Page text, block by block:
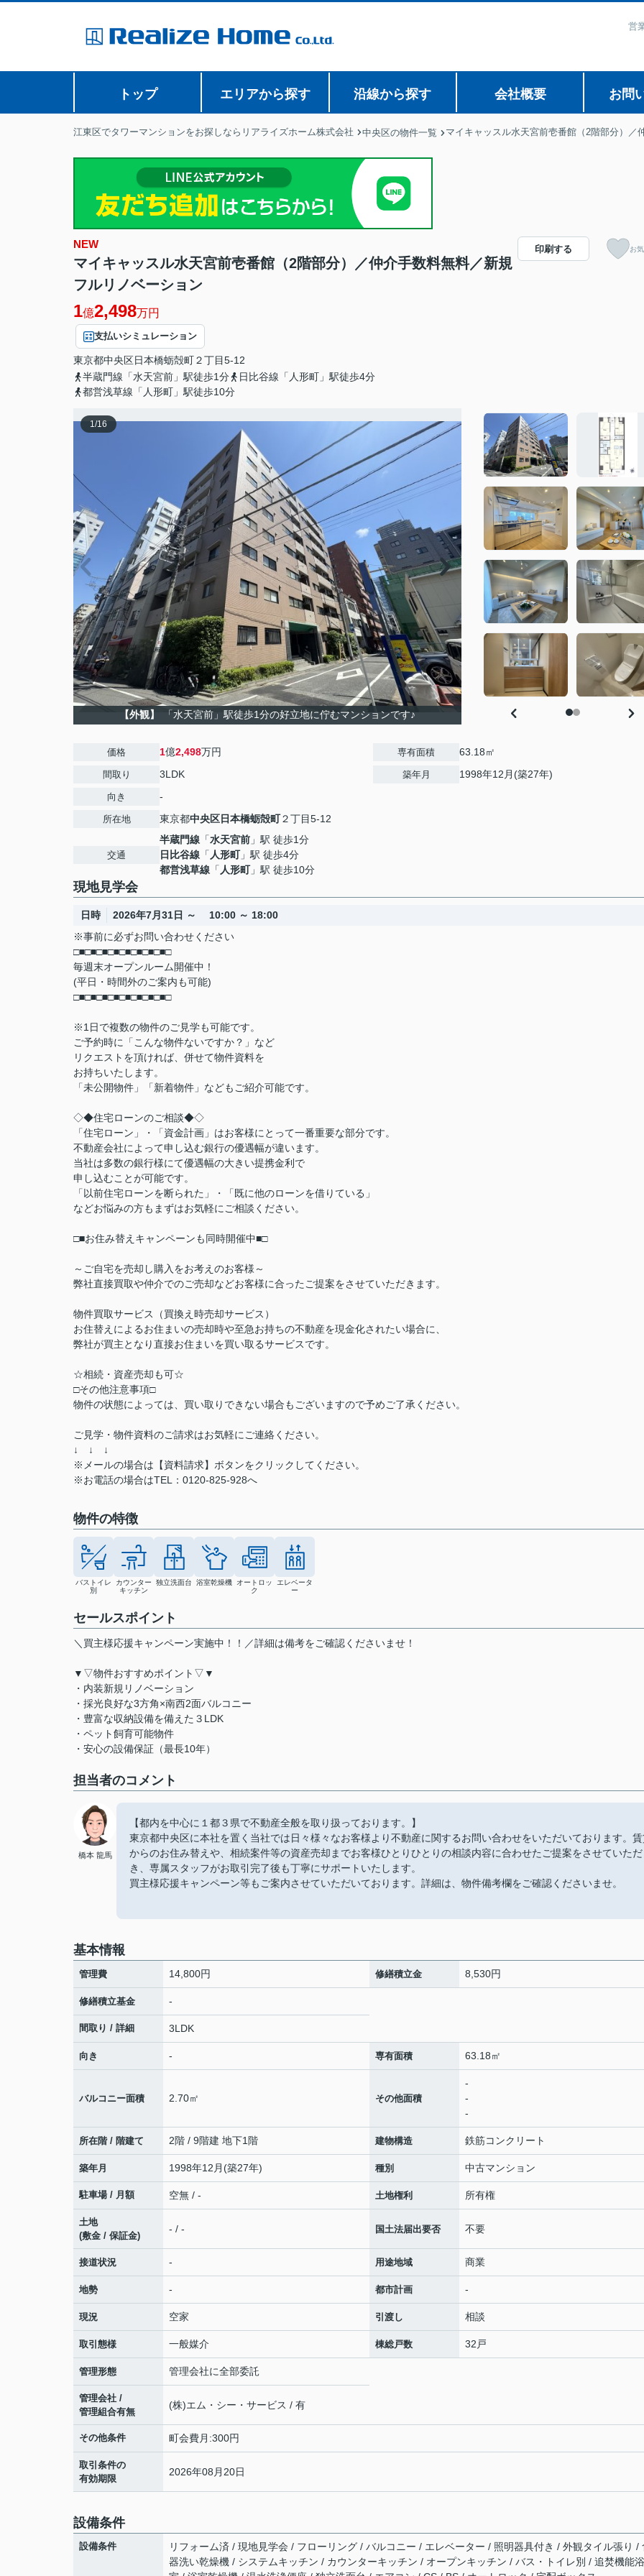
営
トップ エリアから探す 沿線から探す 会社概要 お問
江東区でタワーマンションをお探しならリアライズホーム株式会社 中央区の物件一覧 マイキャッスル水天宮前壱番館（2階部分）／
NEW
マイキャッスル水天宮前壱番館（2階部分）／仲介手数料無料／新規
フルリノベーション
1億2,498万円
支払いシミュレーション
東京都中央区日本橋蛎殻町２丁目5-12
半蔵門線「水天宮前」駅徒歩1分
日比谷線「人形町」駅徒歩4分
都営浅草線「人形町」駅徒歩10分
印刷する お
1/16
【外観】 「水天宮前」駅徒歩1分の好立地に佇むマンションです♪
価格 1億2,498万円
間取り 3LDK
向き -
所在地 東京都中央区日本橋蛎殻町２丁目5-12
交通
半蔵門線 「水天宮前 」駅 徒歩1分
日比谷線 「 人形町」駅 徒歩4分
都営浅草線 「 人形町」駅 徒歩10分
専有面積 63.18㎡
築年月 1998年12月(築27年)
現地見学会
日時
2026年7月31日 ～ 10:00 ～ 18:00
※事前に必ずお問い合わせください
□■□■□■□■□■□■□■□■□
毎週末オープンルーム開催中！
(平日・時間外のご案内も可能)
□■□■□■□■□■□■□■□■□
※1日で複数の物件のご見学も可能です。
ご予約時に「こんな物件ないですか？」など
リクエストを頂ければ、併せて物件資料を
お持ちいたします。
「未公開物件」「新着物件」などもご紹介可能です。
◇◆住宅ローンのご相談◆◇
「住宅ローン」・「資金計画」はお客様にとって一番重要な部分です。
不動産会社によって申し込む銀行の優遇幅が違います。
当社は多数の銀行様にて優遇幅の大きい提携金利で
申し込むことが可能です。
「以前住宅ローンを断られた」・「既に他のローンを借りている」
などお悩みの方もまずはお気軽にご相談ください。
□■お住み替えキャンペーンも同時開催中■□
～ご自宅を売却し購入をお考えのお客様～
弊社直接買取や仲介でのご売却などお客様に合ったご提案をさせていただきます。
物件買取サービス（買換え時売却サービス）
お住替えによるお住まいの売却時や至急お持ちの不動産を現金化されたい場合に、
弊社が買主となり直接お住まいを買い取るサービスです。
☆相続・資産売却も可☆
□その他注意事項□
物件の状態によっては、買い取りできない場合もございますので予めご了承ください。
ご見学・物件資料のご請求はお気軽にご連絡ください。
↓ ↓ ↓
※メールの場合は【資料請求】ボタンをクリックしてください。
※お電話の場合はTEL：0120-825-928へ
物件の特徴
バストイレ
別
カウンター
キッチン
独立洗面台 浴室乾燥機
オートロッ
ク
エレベータ
ー
セールスポイント
＼買主様応援キャンペーン実施中！！／詳細は備考をご確認くださいませ！
▼▽物件おすすめポイント▽▼
・内装新規リノベーション
・採光良好な3方角×南西2面バルコニー
・豊富な収納設備を備えた３LDK
・ペット飼育可能物件
・安心の設備保証（最長10年）
担当者のコメント
橋本 龍馬
【都内を中心に１都３県で不動産全般を取り扱っております。】
東京都中央区に本社を置く当社では日々様々なお客様より不動産に関するお問い合わせをいただいております。
からのお住み替えや、相続案件等の資産売却までお客様ひとりひとりの相談内容に合わせたご提案をさせていただ
き、専属スタッフがお取引完了後も丁寧にサポートいたします。
買主様応援キャンペーン等もご案内させていただいております。詳細は、物件備考欄をご確認くださいませ。
基本情報
管理費 14,800円 修繕積立金 8,530円
修繕積立基金 -
間取り / 詳細 3LDK
向き - 専有面積 63.18㎡
バルコニー面積 2.70㎡ その他面積
-
-
-
所在階 / 階建て 2階 / 9階建 地下1階 建物構造 鉄筋コンクリート
築年月 1998年12月(築27年) 種別 中古マンション
駐車場 / 月額 空無 / - 土地権利 所有権
土地
(敷金 / 保証金)
- / - 国土法届出要否 不要
接道状況 - 用途地域 商業
地勢 - 都市計画 -
現況 空家 引渡し 相談
取引態様 一般媒介 棟総戸数 32戸
管理形態 管理会社に全部委託
管理会社 /
管理組合有無
(株)エム・シー・サービス / 有
その他条件 町会費月:300円
取引条件の
有効期限
2026年08月20日
設備条件
設備条件
リフォーム済 / 現地見学会 / フローリング / バルコニー / エレベーター / 照明器具付き / 外観タイル張り /
器洗い乾燥機 / システムキッチン / カウンターキッチン / オープンキッチン / バス・トイレ別 / 追焚機能浴